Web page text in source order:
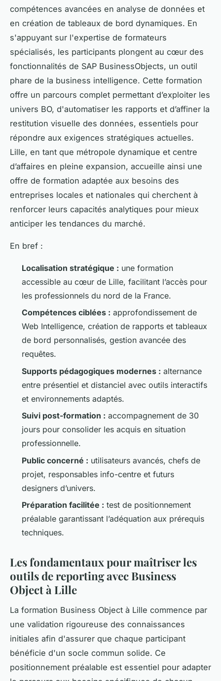
compétences avancées en analyse de données et
en création de tableaux de bord dynamiques. En
s'appuyant sur l'expertise de formateurs
spécialisés, les participants plongent au cœur des
fonctionnalités de SAP BusinessObjects, un outil
phare de la business intelligence. Cette formation
offre un parcours complet permettant d’exploiter les
univers BO, d'automatiser les rapports et d’affiner la
restitution visuelle des données, essentiels pour
répondre aux exigences stratégiques actuelles.
Lille, en tant que métropole dynamique et centre
d’affaires en pleine expansion, accueille ainsi une
offre de formation adaptée aux besoins des
entreprises locales et nationales qui cherchent à
renforcer leurs capacités analytiques pour mieux
anticiper les tendances du marché.
En bref :
Localisation stratégique : une formation
accessible au cœur de Lille, facilitant l’accès pour
les professionnels du nord de la France.
Compétences ciblées : approfondissement de
Web Intelligence, création de rapports et tableaux
de bord personnalisés, gestion avancée des
requêtes.
Supports pédagogiques modernes : alternance
entre présentiel et distanciel avec outils interactifs
et environnements adaptés.
Suivi post-formation : accompagnement de 30
jours pour consolider les acquis en situation
professionnelle.
Public concerné : utilisateurs avancés, chefs de
projet, responsables info-centre et futurs
designers d’univers.
Préparation facilitée : test de positionnement
préalable garantissant l’adéquation aux prérequis
techniques.
Les fondamentaux pour maîtriser les
outils de reporting avec Business
Object à Lille
La formation Business Object à Lille commence par
une validation rigoureuse des connaissances
initiales afin d'assurer que chaque participant
bénéficie d'un socle commun solide. Ce
positionnement préalable est essentiel pour adapter